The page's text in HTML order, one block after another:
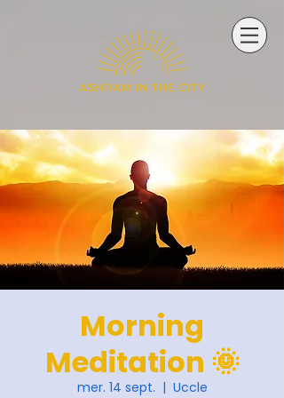
Morning
Meditation 🌞
mer. 14 sept.
  |
Uccle